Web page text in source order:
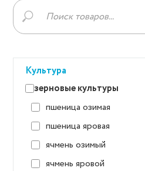
Поиск
товаров
Культура
зерновые культуры
пшеница озимая
пшеница яровая
ячмень озимый
ячмень яровой